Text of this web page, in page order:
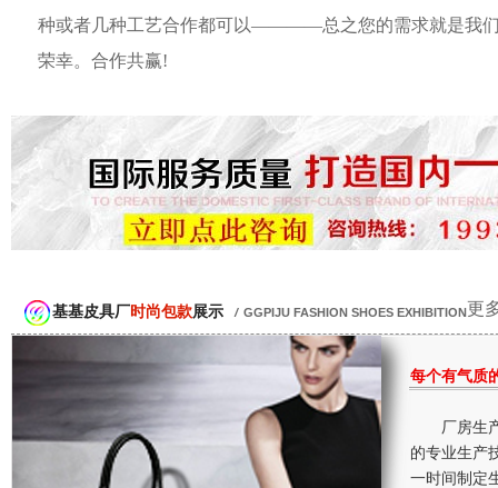
种或者几种工艺合作都可以————总之您的需求就是我
荣幸。合作共赢!
更
基基皮具厂时尚包款展示 / GGPIJU FASHION SHOES EXHIBITION
每个有气质
厂房生
的专业生产
一时间制定